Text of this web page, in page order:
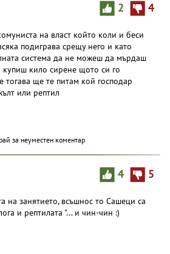
2 4
на власт който коли и беси
подиграва срещу него и като
система да не можеш да мърдаш
купиш кило сирене щото си го
тогава ще те питам кой господар
или рептил
за неуместен коментар
4 5
на занятието, всъшнос то Сашеци са
и рептилата "... и чин-чин :)